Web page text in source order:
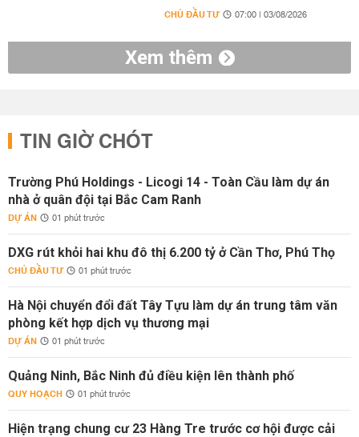
CHỦ ĐẦU TƯ 07:00 | 03/08/2026
Xem thêm
TIN GIỜ CHÓT
Trường Phú Holdings - Licogi 14 - Toàn Cầu làm dự án
nhà ở quân đội tại Bắc Cam Ranh
DỰ ÁN 01 phút trước
DXG rút khỏi hai khu đô thị 6.200 tỷ ở Cần Thơ, Phú Thọ
CHỦ ĐẦU TƯ 01 phút trước
Hà Nội chuyển đổi đất Tây Tựu làm dự án trung tâm văn
phòng kết hợp dịch vụ thương mại
DỰ ÁN 01 phút trước
Quảng Ninh, Bắc Ninh đủ điều kiện lên thành phố
QUY HOẠCH 01 phút trước
Hiện trạng chung cư 23 Hàng Tre trước cơ hội được cải